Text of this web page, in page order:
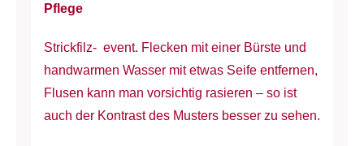
Pflege
Strickfilz- event. Flecken mit einer Bürste und
handwarmen Wasser mit etwas Seife entfernen,
Flusen kann man vorsichtig rasieren – so ist
auch der Kontrast des Musters besser zu sehen.